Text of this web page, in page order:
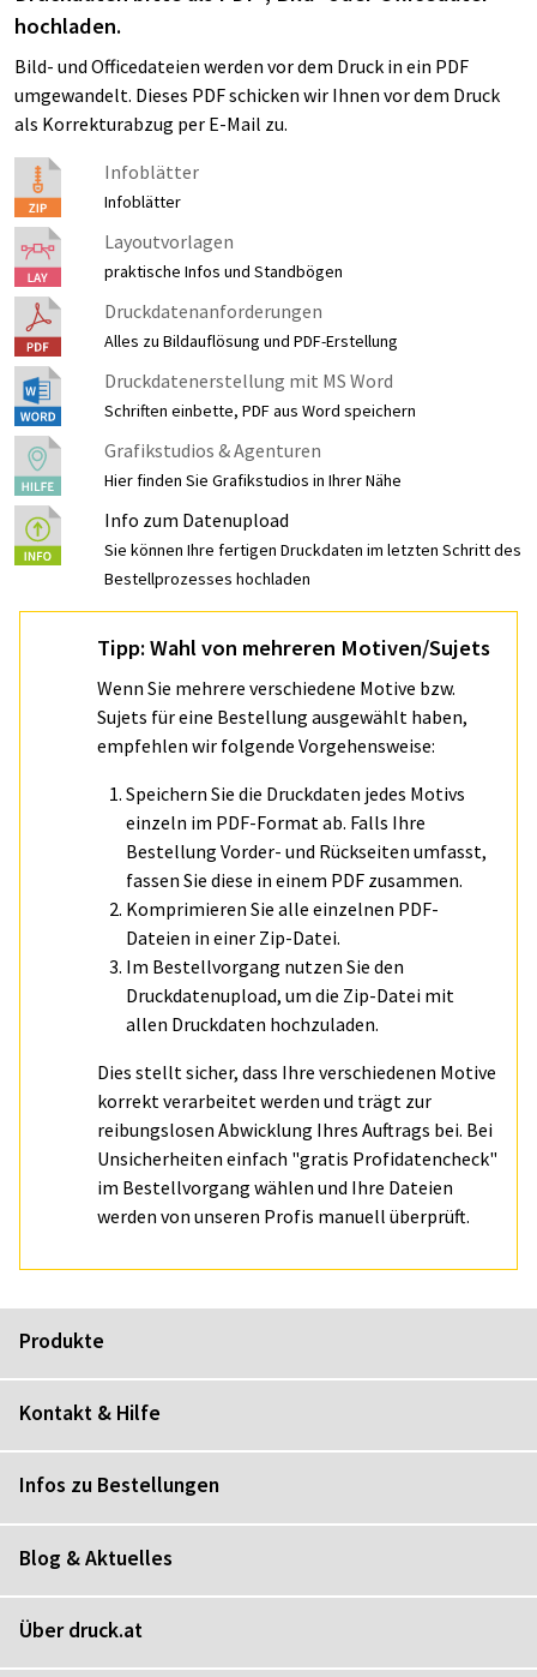
hochladen.
Bild- und Officedateien werden vor dem Druck in ein PDF
umgewandelt. Dieses PDF schicken wir Ihnen vor dem Druck
als Korrekturabzug per E-Mail zu.
Infoblätter
Infoblätter
Layoutvorlagen
praktische Infos und Standbögen
Druckdatenanforderungen
Alles zu Bildauflösung und PDF-Erstellung
Druckdatenerstellung mit MS Word
Schriften einbette, PDF aus Word speichern
Grafikstudios & Agenturen
Hier finden Sie Grafikstudios in Ihrer Nähe
Info zum Datenupload
Sie können Ihre fertigen Druckdaten im letzten Schritt des
Bestellprozesses hochladen
Tipp: Wahl von mehreren Motiven/Sujets
Wenn Sie mehrere verschiedene Motive bzw.
Sujets für eine Bestellung ausgewählt haben,
empfehlen wir folgende Vorgehensweise:
Speichern Sie die Druckdaten jedes Motivs
einzeln im PDF-Format ab. Falls Ihre
Bestellung Vorder- und Rückseiten umfasst,
fassen Sie diese in einem PDF zusammen.
Komprimieren Sie alle einzelnen PDF-
Dateien in einer Zip-Datei.
Im Bestellvorgang nutzen Sie den
Druckdatenupload, um die Zip-Datei mit
allen Druckdaten hochzuladen.
Dies stellt sicher, dass Ihre verschiedenen Motive
korrekt verarbeitet werden und trägt zur
reibungslosen Abwicklung Ihres Auftrags bei. Bei
Unsicherheiten einfach "gratis Profidatencheck"
im Bestellvorgang wählen und Ihre Dateien
werden von unseren Profis manuell überprüft.
Produkte
Kontakt & Hilfe
Infos zu Bestellungen
Blog & Aktuelles
Über druck.at